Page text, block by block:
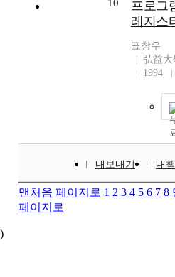
10
프로그
레지스
표창우
弘益
1994
내보내기 내
맨처음 페이지로 1 2 3 4 5 6 7 8
페이지로